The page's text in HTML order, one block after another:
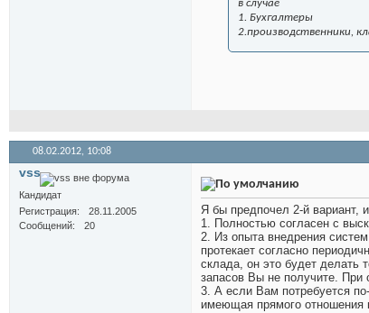
в случае
1. Бухгалтеры
2.производственники,
08.02.2012, 10:08
vss
Кандидат
Регистрация
28.11.2005
Сообщений
20
Я бы предпочел 2-й вариант,
1. Полностью согласен с
2. Из опыта внедрения
протекает согласно
склада, он это будет делать
запасов Вы не получите. При
3. А если Вам потребуется
имеющая прямого отношения